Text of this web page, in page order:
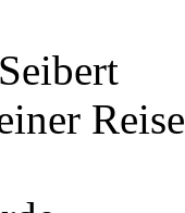
Reise